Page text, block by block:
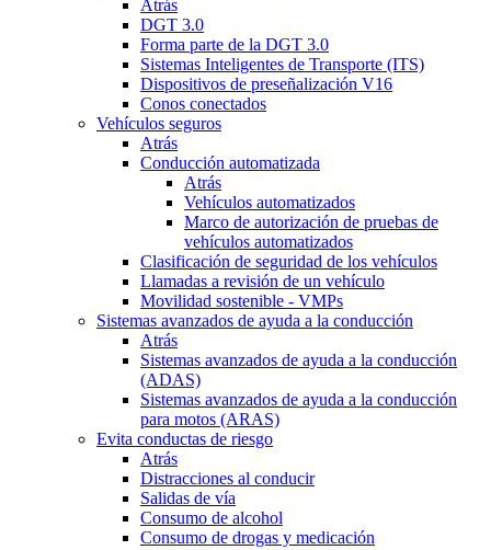
Atrás
DGT 3.0
Forma parte de la DGT 3.0
Sistemas Inteligentes de Transporte (ITS)
Dispositivos de preseñalización V16
Conos conectados
Vehículos seguros
Atrás
Conducción automatizada
Atrás
Vehículos automatizados
Marco de autorización de pruebas de
vehículos automatizados
Clasificación de seguridad de los vehículos
Llamadas a revisión de un vehículo
Movilidad sostenible - VMPs
Sistemas avanzados de ayuda a la conducción
Atrás
Sistemas avanzados de ayuda a la conducción
(ADAS)
Sistemas avanzados de ayuda a la conducción
para motos (ARAS)
Evita conductas de riesgo
Atrás
Distracciones al conducir
Salidas de vía
Consumo de alcohol
Consumo de drogas y medicación